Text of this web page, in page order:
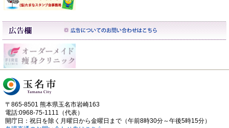
〒865-8501 熊本県玉名市岩崎163
電話:0968-75-1111（代表）
開庁日：祝日を除く月曜日から金曜日まで（午前8時30分～午後5時15分）